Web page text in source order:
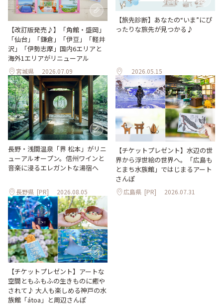
【改訂版発売♪】「角館・盛岡」
「仙台」「鎌倉」「伊豆」「軽井
沢」「伊勢志摩」国内6エリアと
海外1エリアがリニューアル
宮城県 2026.07.09
【旅先診断】あなたの“いま”にぴ
ったりな旅先が見つかる♪
2026.05.15
長野・浅間温泉「界 松本」がリニ
ューアルオープン。信州ワインと
音楽に浸るエレガントな湯宿へ
長野県 [PR] 2026.08.05
【チケットプレゼント】水辺の世
界から浮世絵の世界へ。「広島も
とまち水族館」ではじまるアート
さんぽ
広島県 [PR] 2026.07.31
【チケットプレゼント】アートな
空間ともふもふの生きものに癒や
されて♪ 大人も楽しめる神戸の水
族館「átoa」と周辺さんぽ